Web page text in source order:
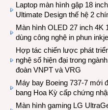
Laptop màn hình gập 18
Ultimate Design thế hệ 2
Màn hình OLED 27 inch 4K
dùng công nghệ in phun
Hợp tác chiến lược phát
nghệ số hiện đại trong
đoàn VNPT và VRG
Máy bay Boeing 737-7 mới
bang Hoa Kỳ cấp chứng
Màn hình gaming LG